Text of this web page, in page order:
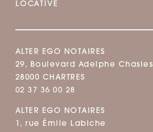
LOCATIVE
ALTER EGO NOTAIRES
29, Boulevard Adelphe Chasles
28000 CHARTRES
02 37 36 00 28
ALTER EGO NOTAIRES
1, rue Émile Labiche